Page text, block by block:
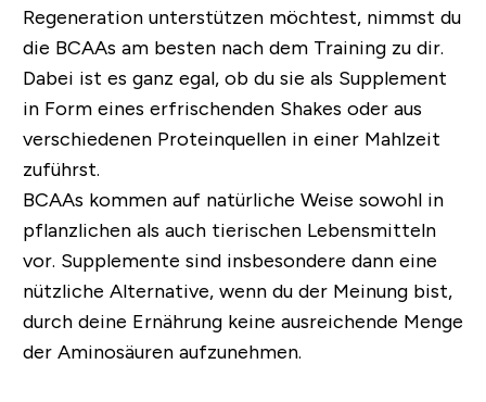
Regeneration unterstützen möchtest, nimmst du
die BCAAs am besten nach dem Training zu dir.
Dabei ist es ganz egal, ob du sie als Supplement
in Form eines erfrischenden Shakes oder aus
verschiedenen Proteinquellen in einer Mahlzeit
zuführst.
BCAAs kommen auf natürliche Weise sowohl in
pflanzlichen als auch tierischen Lebensmitteln
vor. Supplemente sind insbesondere dann eine
nützliche Alternative, wenn du der Meinung bist,
durch deine Ernährung keine ausreichende Menge
der Aminosäuren aufzunehmen.